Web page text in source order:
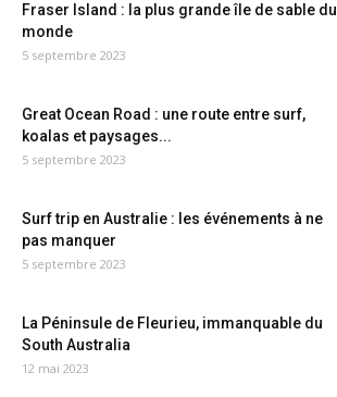
Fraser Island : la plus grande île de sable du
monde
5 septembre 2023
Great Ocean Road : une route entre surf,
koalas et paysages...
5 septembre 2023
Surf trip en Australie : les événements à ne
pas manquer
5 septembre 2023
La Péninsule de Fleurieu, immanquable du
South Australia
12 mai 2023